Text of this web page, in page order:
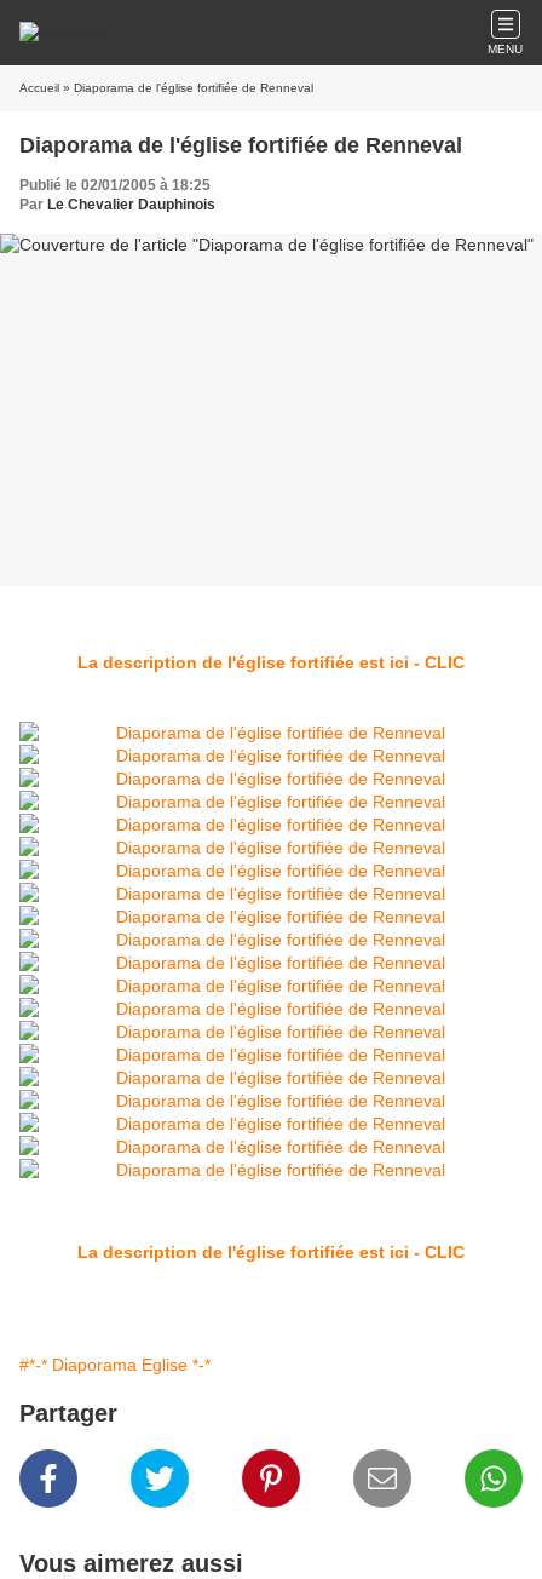
MENU
Accueil » Diaporama de l'église fortifiée de Renneval
Diaporama de l'église fortifiée de Renneval
Publié le 02/01/2005 à 18:25
Par Le Chevalier Dauphinois
La description de l'église fortifiée est ici - CLIC
La description de l'église fortifiée est ici - CLIC
#*-* Diaporama Eglise *-*
Partager
Vous aimerez aussi